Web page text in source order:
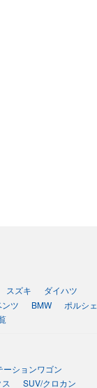
スズキ
ダイハツ
ツ BMW
ポルシェ
ーションワゴン
SUV/クロカン